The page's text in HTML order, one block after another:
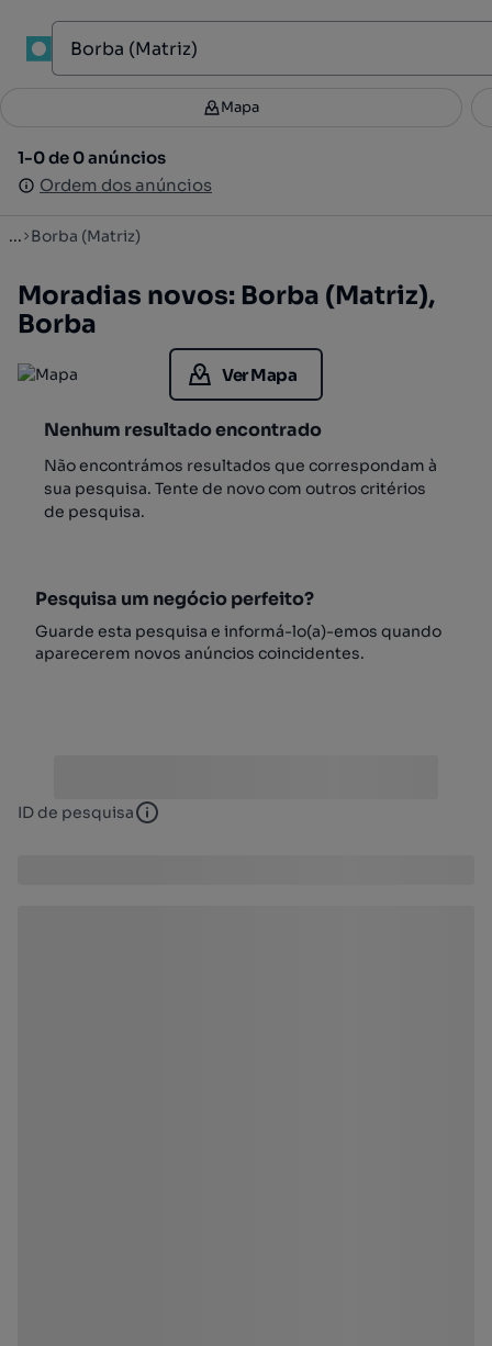
Filtros 3
1-0 de 0 anúncios
Ordem dos anúncios
Mapa
1-0 de 0 anúncios
Ordem dos anúncios
... Borba (Matriz)
Moradias novos: Borba (Matriz),
Borba
Ver Mapa
Nenhum resultado encontrado
Não encontrámos resultados que correspondam à
sua pesquisa. Tente de novo com outros critérios
de pesquisa.
Pesquisa um negócio perfeito?
Guarde esta pesquisa e informá-lo(a)-emos quando
aparecerem novos anúncios coincidentes.
ID de pesquisa ID de pesquisa